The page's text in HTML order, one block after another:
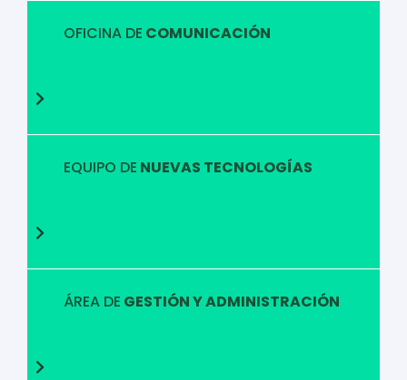
OFICINA DE COMUNICACIÓN
EQUIPO DE NUEVAS TECNOLOGÍAS
ÁREA DE GESTIÓN Y ADMINISTRACIÓN